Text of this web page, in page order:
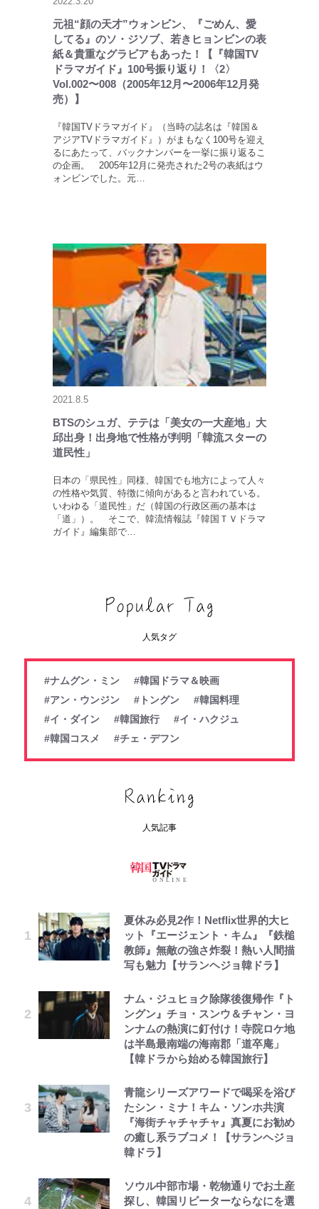
元祖“顔の天才”ウォンビン、『ごめん、愛
してる』のソ・ジソブ、若きヒョンビンの表
紙＆貴重なグラビアもあった！【『韓国TV
ドラマガイド』100号振り返り！〈2〉
Vol.002〜008（2005年12月〜2006年12月発
売）】
『韓国TVドラマガイド』（当時の誌名は『韓国＆
アジアTVドラマガイド』）がまもなく100号を迎え
るにあたって、バックナンバーを一挙に振り返るこ
の企画。 2005年12月に発売された2号の表紙はウ
ォンビンでした。元…
2021.8.5
BTSのシュガ、テテは「美女の一大産地」大
邱出身！出身地で性格が判明「韓流スターの
道民性」
日本の「県民性」同様、韓国でも地方によって人々
の性格や気質、特徴に傾向があると言われている。
いわゆる「道民性」だ（韓国の行政区画の基本は
「道」）。 そこで、韓流情報誌『韓国ＴＶドラマ
ガイド』編集部で…
人気タグ
#ナムグン・ミン
#韓国ドラマ＆映画
#アン・ウンジン
#トングン
#韓国料理
#イ・ダイン
#韓国旅行
#イ・ハクジュ
#韓国コスメ
#チェ・デフン
人気記事
夏休み必見2作！Netflix世界的大ヒ
ット『エージェント・キム』『鉄槌
教師』無敵の強さ炸裂！熱い人間描
写も魅力【サランヘジョ韓ドラ】
ナム・ジュヒョク除隊後復帰作『ト
ングン』チョ・スンウ＆チャン・ヨ
ンナムの熱演に釘付け！寺院ロケ地
は半島最南端の海南郡「道卒庵」
【韓ドラから始める韓国旅行】
青龍シリーズアワードで喝采を浴び
たシン・ミナ！キム・ソンホ共演
『海街チャチャチャ』真夏にお勧め
の癒し系ラブコメ！【サランヘジョ
韓ドラ】
ソウル中部市場・乾物通りでお土産
探し、韓国リピーターならなにを選